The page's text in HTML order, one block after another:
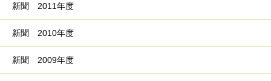
新聞 2011年度
新聞 2010年度
新聞 2009年度